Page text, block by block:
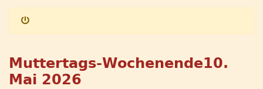
Muttertags-Wochenende10.
Mai 2026